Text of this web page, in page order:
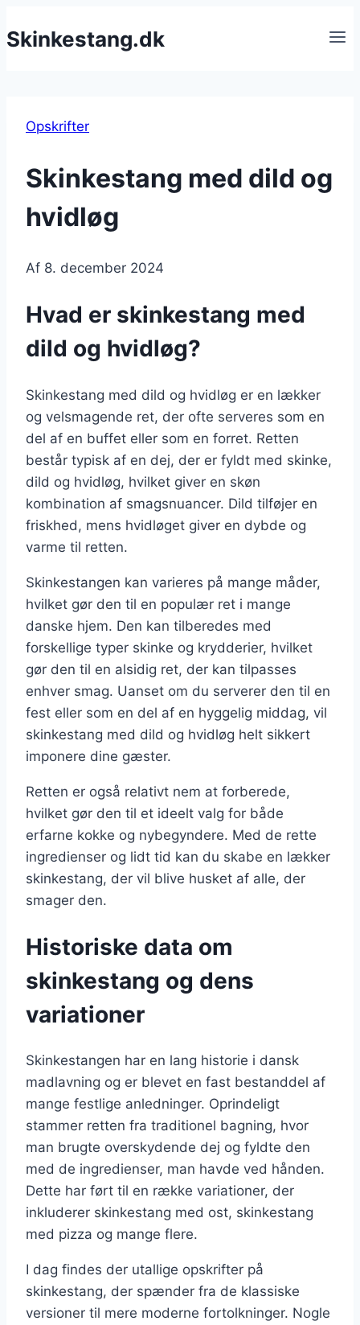
til
Skinkestang.dk
Opskrifter
Skinkestang med dild og
hvidløg
Af 8. december 2024
Hvad er skinkestang med
dild og hvidløg?
Skinkestang med dild og hvidløg er en lækker
og velsmagende ret, der ofte serveres som en
del af en buffet eller som en forret. Retten
består typisk af en dej, der er fyldt med skinke,
dild og hvidløg, hvilket giver en skøn
kombination af smagsnuancer. Dild tilføjer en
friskhed, mens hvidløget giver en dybde og
varme til retten.
Skinkestangen kan varieres på mange måder,
hvilket gør den til en populær ret i mange
danske hjem. Den kan tilberedes med
forskellige typer skinke og krydderier, hvilket
gør den til en alsidig ret, der kan tilpasses
enhver smag. Uanset om du serverer den til en
fest eller som en del af en hyggelig middag, vil
skinkestang med dild og hvidløg helt sikkert
imponere dine gæster.
Retten er også relativt nem at forberede,
hvilket gør den til et ideelt valg for både
erfarne kokke og nybegyndere. Med de rette
ingredienser og lidt tid kan du skabe en lækker
skinkestang, der vil blive husket af alle, der
smager den.
Historiske data om
skinkestang og dens
variationer
Skinkestangen har en lang historie i dansk
madlavning og er blevet en fast bestanddel af
mange festlige anledninger. Oprindeligt
stammer retten fra traditionel bagning, hvor
man brugte overskydende dej og fyldte den
med de ingredienser, man havde ved hånden.
Dette har ført til en række variationer, der
inkluderer skinkestang med ost, skinkestang
med pizza og mange flere.
I dag findes der utallige opskrifter på
skinkestang, der spænder fra de klassiske
versioner til mere moderne fortolkninger. Nogle